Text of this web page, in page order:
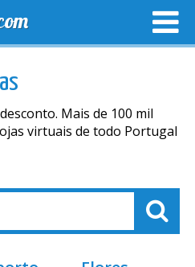
Mais de 100 mil
virtuais de todo Portugal